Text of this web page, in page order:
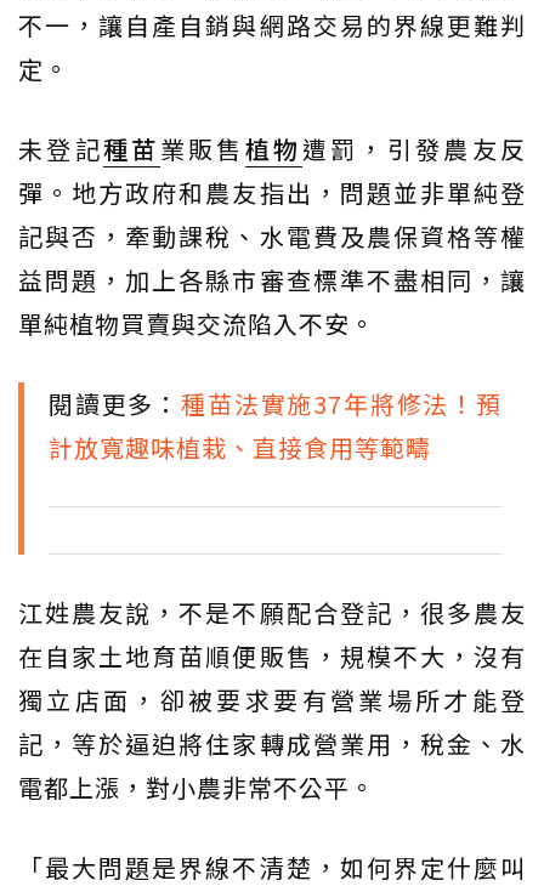
不一，讓自產自銷與網路交易的界線更難判
定。
未登記種苗業販售 植物遭罰，引發農友反
彈。地方政府和農友指出，問題並非單純登
記與否，牽動課稅、水電費及農保資格等權
益問題，加上各縣市審查標準不盡相同，讓
單純植物買賣與交流陷入不安。
閱讀更多：種苗法實施37年將修法！預
計放寬趣味植栽、直接食用等範疇
江姓農友說，不是不願配合登記，很多農友
在自家土地育苗順便販售，規模不大，沒有
獨立店面，卻被要求要有營業場所才能登
記，等於逼迫將住家轉成營業用，稅金、水
電都上漲，對小農非常不公平。
「最大問題是界線不清楚，如何界定什麼叫